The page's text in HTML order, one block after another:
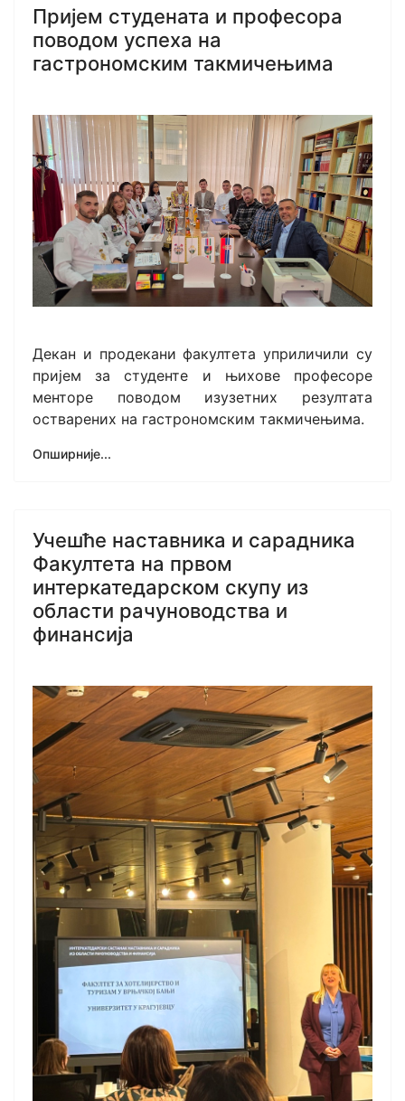
Пријем студената и професора
поводом успеха на
гастрономским такмичењима
Декан и продекани факултета уприличили су
пријем за студенте и њихове професоре
менторе поводом изузетних резултата
остварених на гастрономским такмичењима.
Опширније...
Учешће наставника и сарадника
Факултета на првом
интеркатедарском скупу из
области рачуноводства и
финансија